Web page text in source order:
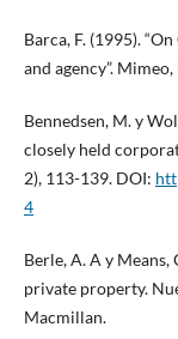
Barca, F. (1995).
and agency”.
Bennedsen, M. y
closely held
2), 113-139. DOI:
4
Berle, A. A y
private property.
Macmillan.